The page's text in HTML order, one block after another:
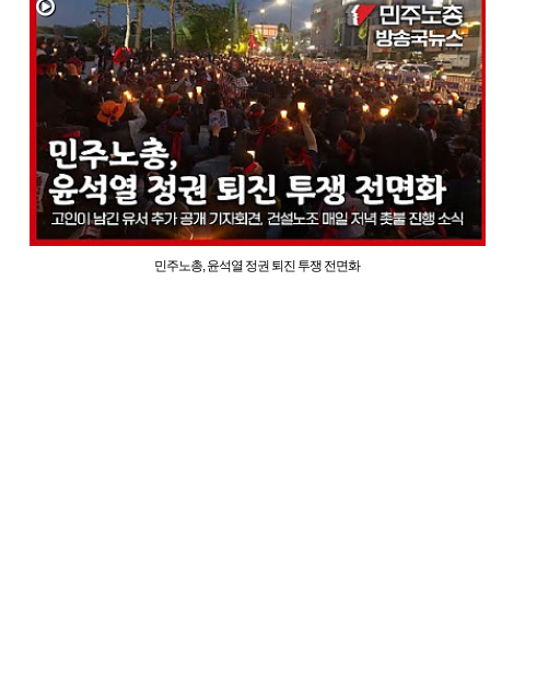
민주노총, 윤석열 정권 퇴진 투쟁 전면화